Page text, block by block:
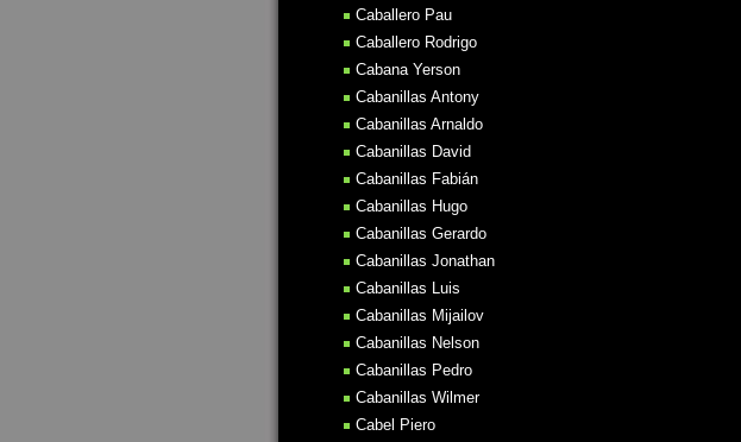
Caballero Pau
Caballero Rodrigo
Cabana Yerson
Cabanillas Antony
Cabanillas Arnaldo
Cabanillas David
Cabanillas Fabián
Cabanillas Hugo
Cabanillas Gerardo
Cabanillas Jonathan
Cabanillas Luis
Cabanillas Mijailov
Cabanillas Nelson
Cabanillas Pedro
Cabanillas Wilmer
Cabel Piero